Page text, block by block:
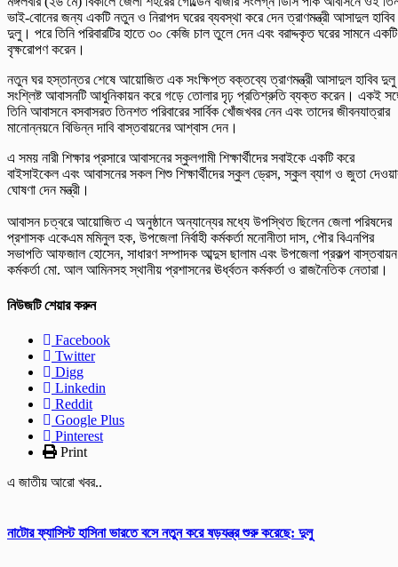
ভাই-বোনের জন্য একটি নতুন ও নিরাপদ ঘরের ব্যবস্থা করে দেন ত্রাণমন্ত্রী আসাদুল হাবিব
দুলু। পরে তিনি পরিবারটির হাতে ৩০ কেজি চাল তুলে দেন এবং বরাদ্দকৃত ঘরের সামনে একটি
বৃক্ষরোপণ করেন।
নতুন ঘর হস্তান্তর শেষে আয়োজিত এক সংক্ষিপ্ত বক্তব্যে ত্রাণমন্ত্রী আসাদুল হাবিব দুলু
সংশ্লিষ্ট আবাসনটি আধুনিকায়ন করে গড়ে তোলার দৃঢ় প্রতিশ্রুতি ব্যক্ত করেন। একই
তিনি আবাসনে বসবাসরত তিনশত পরিবারের সার্বিক খোঁজখবর নেন এবং তাদের জীবনযাত্রার
মানোন্নয়নে বিভিন্ন দাবি বাস্তবায়নের আশ্বাস দেন।
‎​এ সময় নারী শিক্ষার প্রসারে আবাসনের স্কুলগামী শিক্ষার্থীদের সবাইকে একটি করে
বাইসাইকেল এবং আবাসনের সকল শিশু শিক্ষার্থীদের স্কুল ড্রেস, স্কুল ব্যাগ ও জুতা
ঘোষণা দেন মন্ত্রী।
‎​আবাসন চত্বরে আয়োজিত এ অনুষ্ঠানে অন্যান্যের মধ্যে উপস্থিত ছিলেন জেলা পরিষদের
প্রশাসক একেএম মমিনুল হক, উপজেলা নির্বাহী কর্মকর্তা মনোনীতা দাস, পৌর বিএনপির
সভাপতি আফজাল হোসেন, সাধারণ সম্পাদক আব্দুস ছালাম এবং উপজেলা প্রকল্প বাস্তবায়ন
কর্মকর্তা মো. আল আমিনসহ স্থানীয় প্রশাসনের ঊর্ধ্বতন কর্মকর্তা ও রাজনৈতিক নেতারা।
নিউজটি শেয়ার করুন
Facebook
Twitter
Digg
Linkedin
Reddit
Google Plus
Pinterest
Print
এ জাতীয় আরো খবর..
নাটোর ফ্যাসিস্ট হাসিনা ভারতে বসে নতুন করে ষড়যন্ত্র শুরু করেছে: দুলু